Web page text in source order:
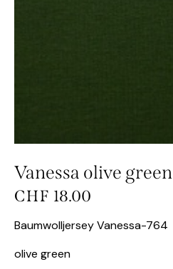
Vanessa olive green
CHF 18.00
Baumwolljersey Vanessa-764
olive green